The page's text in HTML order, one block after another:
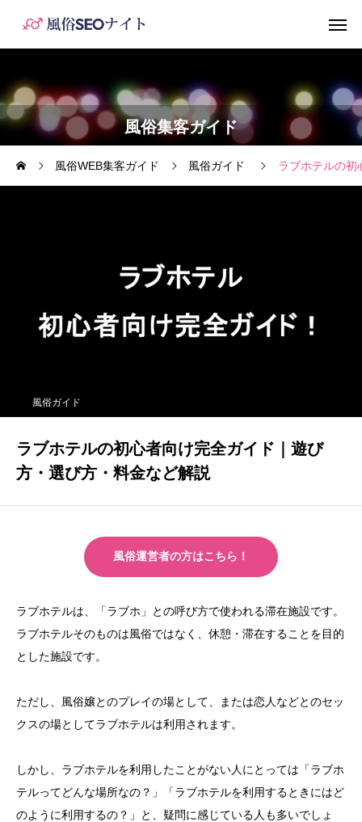
風俗集客ガイド
風俗WEB集客ガイド 風俗ガイド ラブホテルの初
風俗ガイド
ラブホテルの初心者向け完全ガイド｜遊び
方・選び方・料金など解説
風俗運営者の方はこちら！
ラブホテルは、「ラブホ」との呼び方で使われる滞在施設です。
ラブホテルそのものは風俗ではなく、休憩・滞在することを目的
とした施設です。
ただし、風俗嬢とのプレイの場として、または恋人などとのセッ
クスの場としてラブホテルは利用されます。
しかし、ラブホテルを利用したことがない人にとっては「ラブホ
テルってどんな場所なの？」「ラブホテルを利用するときにはど
のように利用するの？」と、疑問に感じている人も多いでしょ